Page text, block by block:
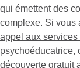
qui émettent des
complexe. Si vous
appel aux
psychoéducatrice,
découverte gratuit